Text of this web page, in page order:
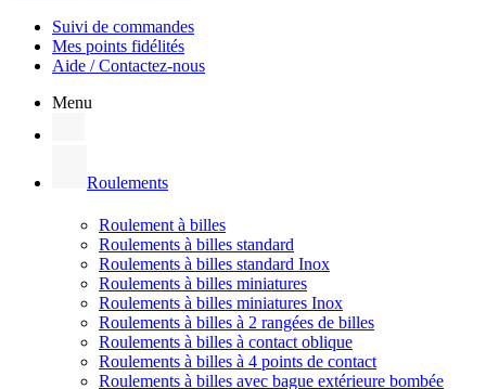
Suivi de commandes
Mes points fidélités
Aide / Contactez-nous
Menu
Roulements
Roulement à billes
Roulements à billes standard
Roulements à billes standard Inox
Roulements à billes miniatures
Roulements à billes miniatures Inox
Roulements à billes à 2 rangées de billes
Roulements à billes à contact oblique
Roulements à billes à 4 points de contact
Roulements à billes avec bague extérieure bombée